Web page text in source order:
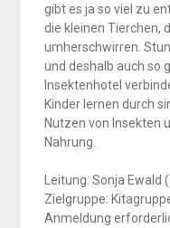
gibt es ja so viel zu
die kleinen Tierchen,
umherschwirren.
und deshalb auch so
Insektenhotel
Kinder lernen durch
Nutzen von Insekten
Nahrung.
Leitung: Sonja
Zielgruppe:
Anmeldung